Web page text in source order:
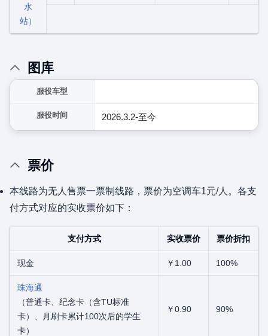
水
站）
图库
服役车型
服役时间 2026.3.2-至今
展开
票价
本线路为无人售票一票制线路，票价为空调车1元/人。各支
付方式对应的实收票价如下：
支付方式 实收票价 票价折扣
现金 ￥1.00 100%
珠海通
（普通卡、纪念卡（含TU标准
卡）、月刷卡累计100次后的学生
卡）
￥0.90 90%